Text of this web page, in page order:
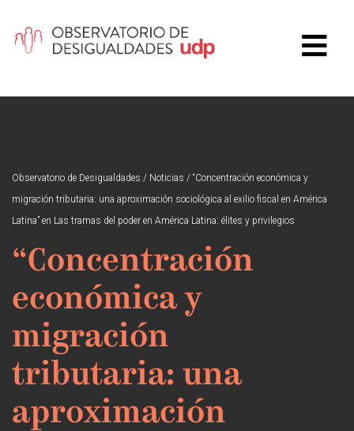
Observatorio de Desigualdades / Noticias / “Concentración económica y
migración tributaria: una aproximación sociológica al exilio fiscal en América
Latina” en Las tramas del poder en América Latina: élites y privilegios
“Concentración
económica y
migración
tributaria: una
aproximación